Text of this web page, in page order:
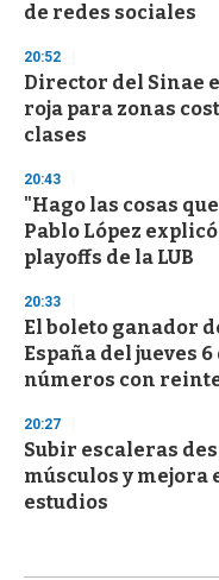
de redes sociales
20:52
Director del Sinae
roja para zonas
clases
20:43
"Hago las cosas
Pablo López
playoffs de la LUB
20:33
El boleto ganador
España del jueves 6
números con
20:27
Subir escaleras
músculos y mejora
estudios